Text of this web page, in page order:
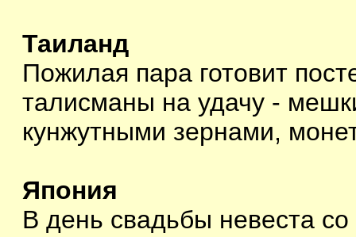
Таиланд
Пожилая пара готовит
талисманы на удачу -
кунжутными зернами,
Япония
В день свадьбы невеста со